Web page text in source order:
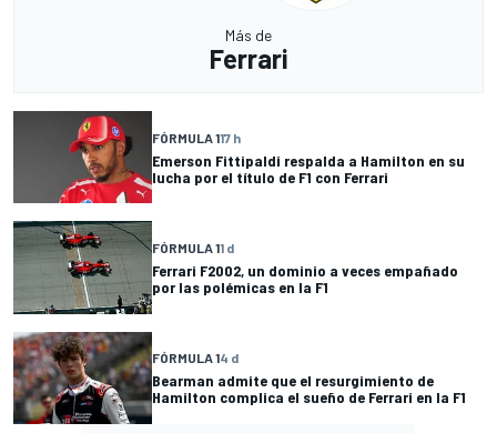
Más de
Ferrari
FÓRMULA 117 h
Emerson Fittipaldi respalda a Hamilton en su
lucha por el título de F1 con Ferrari
FÓRMULA 11 d
Ferrari F2002, un dominio a veces empañado
por las polémicas en la F1
FÓRMULA 14 d
Bearman admite que el resurgimiento de
Hamilton complica el sueño de Ferrari en la F1